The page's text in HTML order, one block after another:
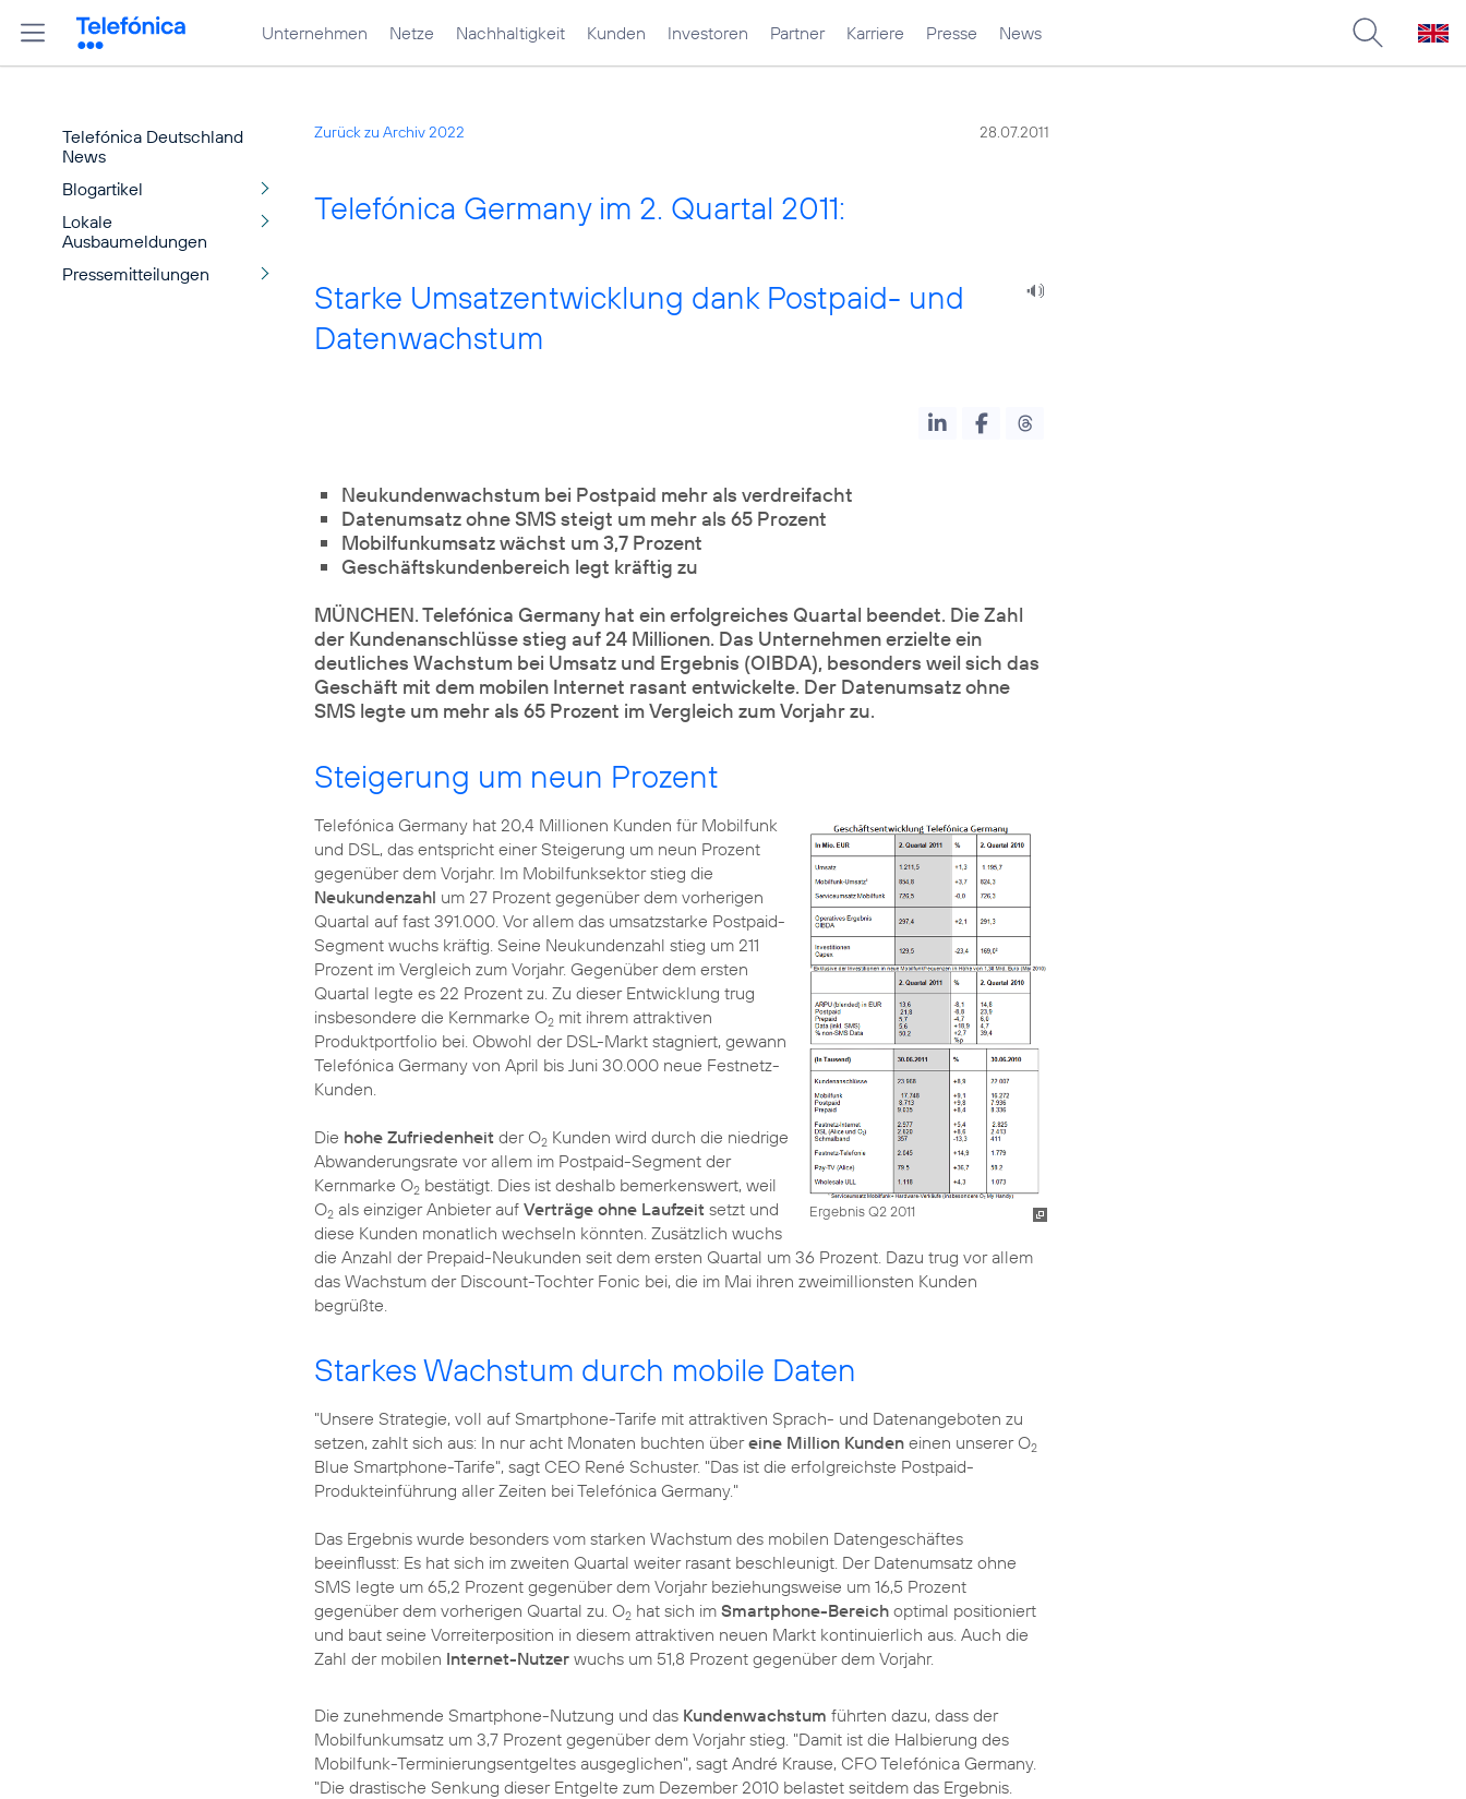
Unternehmen Netze Nachhaltigkeit Kunden Investoren Partner Karriere Presse News
Telefónica Deutschland
News
Blogartikel
Lokale
Ausbaumeldungen
Pressemitteilungen
Zurück zu Archiv 2022 28.07.2011
Telefónica Germany im 2. Quartal 2011:
Starke Umsatzentwicklung dank Postpaid- und
Datenwachstum
Neukundenwachstum bei Postpaid mehr als verdreifacht
Datenumsatz ohne SMS steigt um mehr als 65 Prozent
Mobilfunkumsatz wächst um 3,7 Prozent
Geschäftskundenbereich legt kräftig zu
MÜNCHEN. Telefónica Germany hat ein erfolgreiches Quartal beendet. Die Zahl
der Kundenanschlüsse stieg auf 24 Millionen. Das Unternehmen erzielte ein
deutliches Wachstum bei Umsatz und Ergebnis (OIBDA), besonders weil sich das
Geschäft mit dem mobilen Internet rasant entwickelte. Der Datenumsatz ohne
SMS legte um mehr als 65 Prozent im Vergleich zum Vorjahr zu.
Steigerung um neun Prozent
Ergebnis Q2 2011
Telefónica Germany hat 20,4 Millionen Kunden für Mobilfunk
und DSL, das entspricht einer Steigerung um neun Prozent
gegenüber dem Vorjahr. Im Mobilfunksektor stieg die
Neukundenzahl um 27 Prozent gegenüber dem vorherigen
Quartal auf fast 391.000. Vor allem das umsatzstarke Postpaid-
Segment wuchs kräftig. Seine Neukundenzahl stieg um 211
Prozent im Vergleich zum Vorjahr. Gegenüber dem ersten
Quartal legte es 22 Prozent zu. Zu dieser Entwicklung trug
insbesondere die Kernmarke O2 mit ihrem attraktiven
Produktportfolio bei. Obwohl der DSL-Markt stagniert, gewann
Telefónica Germany von April bis Juni 30.000 neue Festnetz-
Kunden.
Die hohe Zufriedenheit der O2 Kunden wird durch die niedrige
Abwanderungsrate vor allem im Postpaid-Segment der
Kernmarke O2 bestätigt. Dies ist deshalb bemerkenswert, weil
O2 als einziger Anbieter auf Verträge ohne Laufzeit setzt und
diese Kunden monatlich wechseln könnten. Zusätzlich wuchs
die Anzahl der Prepaid-Neukunden seit dem ersten Quartal um 36 Prozent. Dazu trug vor allem
das Wachstum der Discount-Tochter Fonic bei, die im Mai ihren zweimillionsten Kunden
begrüßte.
Starkes Wachstum durch mobile Daten
"Unsere Strategie, voll auf Smartphone-Tarife mit attraktiven Sprach- und Datenangeboten zu
setzen, zahlt sich aus: In nur acht Monaten buchten übereine Million Kunden einen unserer O2
Blue Smartphone-Tarife", sagt CEO René Schuster. "Das ist die erfolgreichste Postpaid-
Produkteinführung aller Zeiten bei Telefónica Germany."
Das Ergebnis wurde besonders vom starken Wachstum des mobilen Datengeschäftes
beeinflusst: Es hat sich im zweiten Quartal weiter rasant beschleunigt. Der Datenumsatz ohne
SMS legte um 65,2 Prozent gegenüber dem Vorjahr beziehungsweise um 16,5 Prozent
gegenüber dem vorherigen Quartal zu. O2 hat sich im Smartphone-Bereich optimal positioniert
und baut seine Vorreiterposition in diesem attraktiven neuen Markt kontinuierlich aus. Auch die
Zahl der mobilen Internet-Nutzer wuchs um 51,8 Prozent gegenüber dem Vorjahr.
Die zunehmende Smartphone-Nutzung und das Kundenwachstum führten dazu, dass der
Mobilfunkumsatz um 3,7 Prozent gegenüber dem Vorjahr stieg. "Damit ist die Halbierung des
Mobilfunk-Terminierungsentgeltes ausgeglichen", sagt André Krause, CFO Telefónica Germany.
"Die drastische Senkung dieser Entgelte zum Dezember 2010 belastet seitdem das Ergebnis.